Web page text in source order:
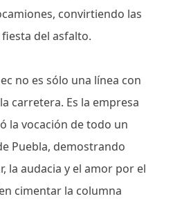
convirtiendo las
del asfalto.
no es sólo una línea con
carretera. Es la empresa
la vocación de todo un
Puebla, demostrando
la audacia y el amor por el
cimentar la columna